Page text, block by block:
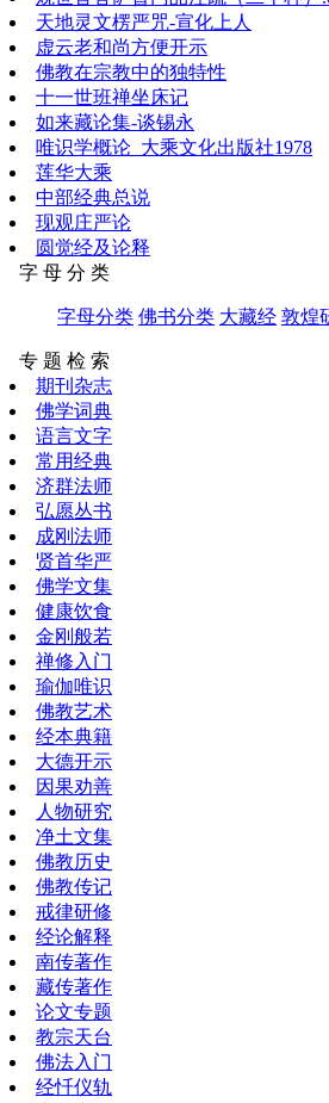
天地灵文楞严咒-宣化上人
虚云老和尚方便开示
佛教在宗教中的独特性
十一世班禅坐床记
如来藏论集-谈锡永
唯识学概论_大乘文化出版社1978
莲华大乘
中部经典总说
现观庄严论
圆觉经及论释
字 母 分 类
字母分类 佛书分类 大藏经 敦煌
专 题 检 索
期刊杂志
佛学词典
语言文字
常用经典
济群法师
弘愿丛书
成刚法师
贤首华严
佛学文集
健康饮食
金刚般若
禅修入门
瑜伽唯识
佛教艺术
经本典籍
大德开示
因果劝善
人物研究
净土文集
佛教历史
佛教传记
戒律研修
经论解释
南传著作
藏传著作
论文专题
教宗天台
佛法入门
经忏仪轨